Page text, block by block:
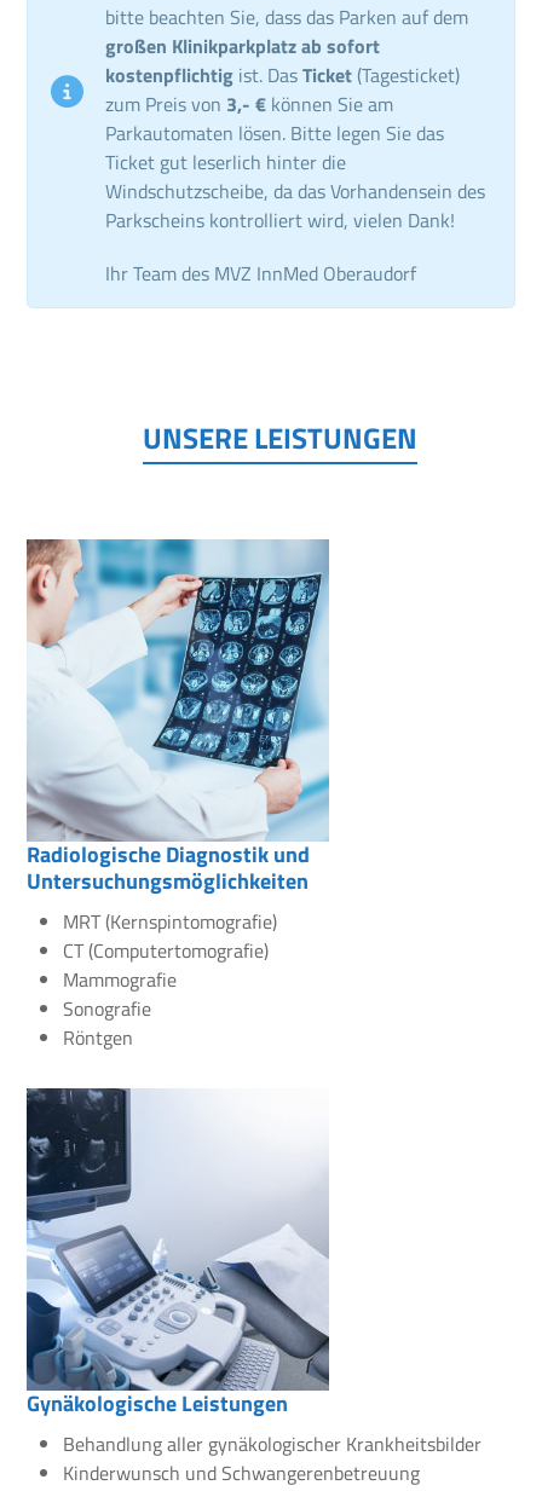
bitte beachten Sie, dass das Parken auf dem
großen Klinikparkplatz ab sofort
kostenpflichtig ist. DasTicket (Tagesticket)
zum Preis von 3,- € können Sie am
Parkautomaten lösen. Bitte legen Sie das
Ticket gut leserlich hinter die
Windschutzscheibe, da das Vorhandensein des
Parkscheins kontrolliert wird, vielen Dank!
Ihr Team des MVZ InnMed Oberaudorf
UNSERE LEISTUNGEN
Radiologische Diagnostik und
Untersuchungsmöglichkeiten
MRT (Kernspintomografie)
CT (Computertomografie)
Mammografie
Sonografie
Röntgen
Gynäkologische Leistungen
Behandlung aller gynäkologischer Krankheitsbilder
Kinderwunsch und Schwangerenbetreuung